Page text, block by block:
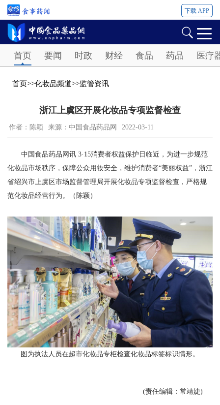
下载 APP
首页 要闻 时政 财经 食品 药品 医疗
首页>>化妆品频道>>监管资讯
浙江上虞区开展化妆品专项监督检查
作者：陈颖 来源：中国食品药品网 2022-03-11
中国食品药品网讯 3·15消费者权益保护日临近，为进一步规范
化妆品市场秩序，保障公众用妆安全，维护消费者“美丽权益”，浙江
省绍兴市上虞区市场监督管理局开展化妆品专项监督检查，严格规
范化妆品经营行为。（陈颖）
图为执法人员在超市化妆品专柜检查化妆品标签标识情形。
(责任编辑：常靖婕)